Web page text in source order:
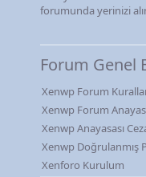
forumunda yerinizi
Forum Genel
Xenwp Forum
Xenwp Forum
Xenwp Anayasası
Xenwp Doğrulanmış
Xenforo Kurulum